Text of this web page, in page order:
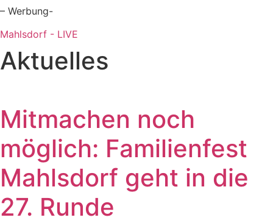
– Werbung-
Mahlsdorf - LIVE
Aktuelles
Mitmachen noch
möglich: Familienfest
Mahlsdorf geht in die
27. Runde